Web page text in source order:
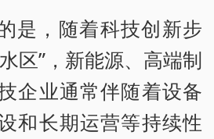
是，随着科技创新步
区”，新能源、高端制
企业通常伴随着设备
和长期运营等持续性